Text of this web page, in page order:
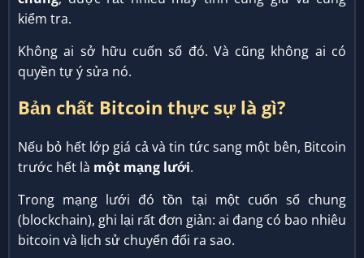
kiểm tra.
Không ai sở hữu cuốn sổ đó. Và cũng không ai có
quyền tự ý sửa nó.
Bản chất Bitcoin thực sự là gì?
Nếu bỏ hết lớp giá cả và tin tức sang một bên, Bitcoin
trước hết là một mạng lưới.
Trong mạng lưới đó tồn tại một cuốn sổ chung
(blockchain), ghi lại rất đơn giản: ai đang có bao nhiêu
bitcoin và lịch sử chuyển đổi ra sao.